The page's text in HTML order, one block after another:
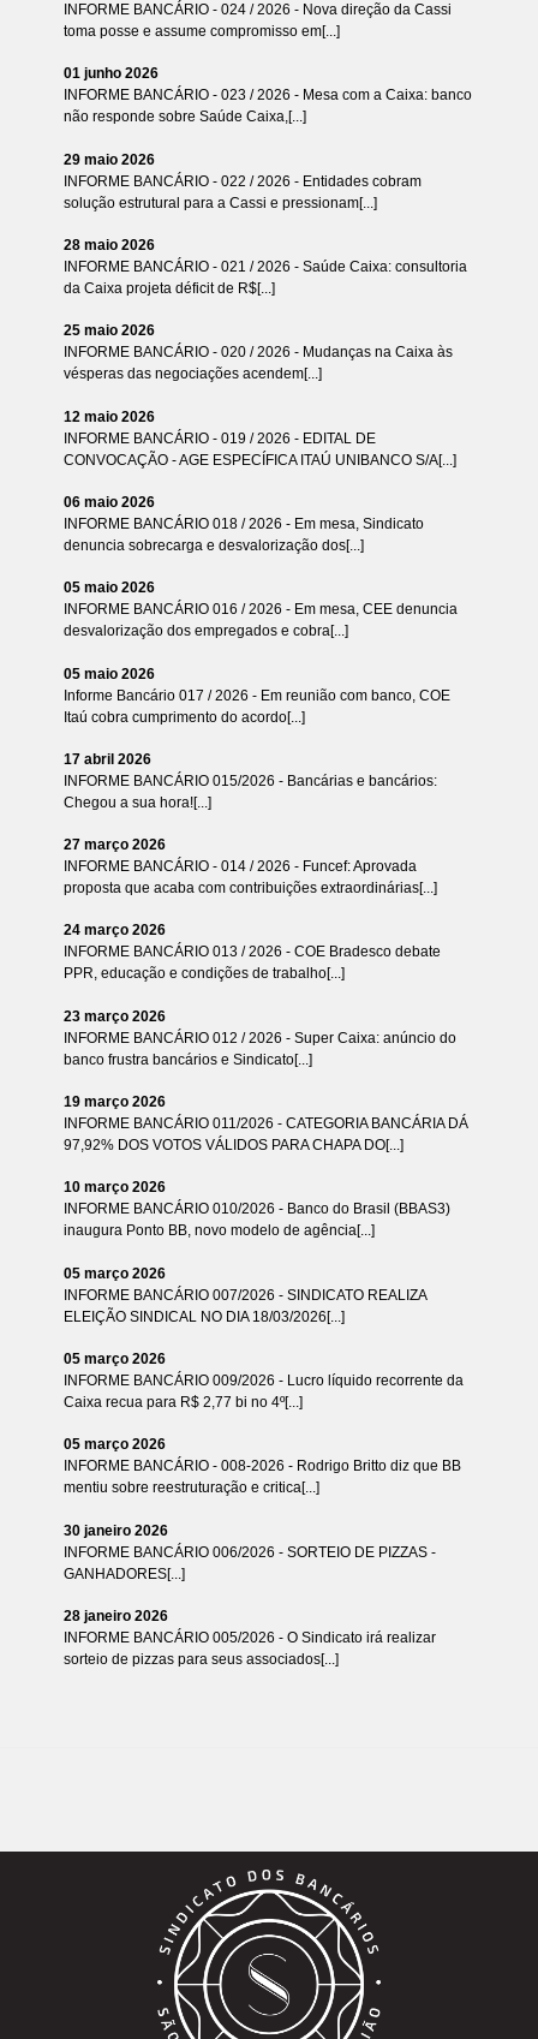
INFORME BANCÁRIO - 024 / 2026 - Nova direção da Cassi
toma posse e assume compromisso em[...]
01 junho 2026
INFORME BANCÁRIO - 023 / 2026 - Mesa com a Caixa: banco
não responde sobre Saúde Caixa,[...]
29 maio 2026
INFORME BANCÁRIO - 022 / 2026 - Entidades cobram
solução estrutural para a Cassi e pressionam[...]
28 maio 2026
INFORME BANCÁRIO - 021 / 2026 - Saúde Caixa: consultoria
da Caixa projeta déficit de R$[...]
25 maio 2026
INFORME BANCÁRIO - 020 / 2026 - Mudanças na Caixa às
vésperas das negociações acendem[...]
12 maio 2026
INFORME BANCÁRIO - 019 / 2026 - EDITAL DE
CONVOCAÇÃO - AGE ESPECÍFICA ITAÚ UNIBANCO S/A[...]
06 maio 2026
INFORME BANCÁRIO 018 / 2026 - Em mesa, Sindicato
denuncia sobrecarga e desvalorização dos[...]
05 maio 2026
INFORME BANCÁRIO 016 / 2026 - Em mesa, CEE denuncia
desvalorização dos empregados e cobra[...]
05 maio 2026
Informe Bancário 017 / 2026 - Em reunião com banco, COE
Itaú cobra cumprimento do acordo[...]
17 abril 2026
INFORME BANCÁRIO 015/2026 - Bancárias e bancários:
Chegou a sua hora![...]
27 março 2026
INFORME BANCÁRIO - 014 / 2026 - Funcef: Aprovada
proposta que acaba com contribuições extraordinárias[...]
24 março 2026
INFORME BANCÁRIO 013 / 2026 - COE Bradesco debate
PPR, educação e condições de trabalho[...]
23 março 2026
INFORME BANCÁRIO 012 / 2026 - Super Caixa: anúncio do
banco frustra bancários e Sindicato[...]
19 março 2026
INFORME BANCÁRIO 011/2026 - CATEGORIA BANCÁRIA DÁ
97,92% DOS VOTOS VÁLIDOS PARA CHAPA DO[...]
10 março 2026
INFORME BANCÁRIO 010/2026 - Banco do Brasil (BBAS3)
inaugura Ponto BB, novo modelo de agência[...]
05 março 2026
INFORME BANCÁRIO 007/2026 - SINDICATO REALIZA
ELEIÇÃO SINDICAL NO DIA 18/03/2026[...]
05 março 2026
INFORME BANCÁRIO 009/2026 - Lucro líquido recorrente da
Caixa recua para R$ 2,77 bi no 4º[...]
05 março 2026
INFORME BANCÁRIO - 008-2026 - Rodrigo Britto diz que BB
mentiu sobre reestruturação e critica[...]
30 janeiro 2026
INFORME BANCÁRIO 006/2026 - SORTEIO DE PIZZAS -
GANHADORES[...]
28 janeiro 2026
INFORME BANCÁRIO 005/2026 - O Sindicato irá realizar
sorteio de pizzas para seus associados[...]